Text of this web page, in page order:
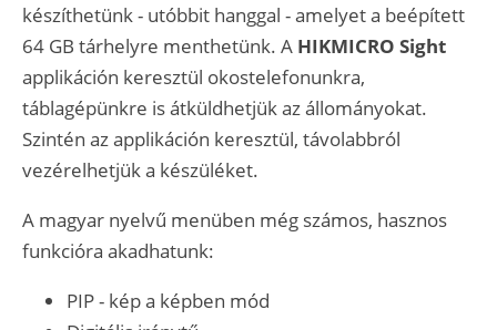
készíthetünk - utóbbit hanggal - amelyet a beépített
64 GB tárhelyre menthetünk. A HIKMICRO Sight
applikáción keresztül okostelefonunkra,
táblagépünkre is átküldhetjük az állományokat.
Szintén az applikáción keresztül, távolabbról
vezérelhetjük a készüléket.
A magyar nyelvű menüben még számos, hasznos
funkcióra akadhatunk:
PIP - kép a képben mód